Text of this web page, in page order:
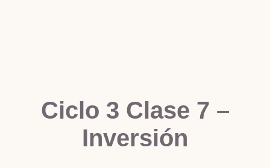
Ciclo 3 Clase 7 –
Inversión